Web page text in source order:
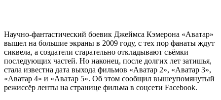
Научно-фантастический боевик Джеймса Кэмерона «Аватар»
вышел на большие экраны в 2009 году, с тех пор фанаты ждут
сиквела, а создатели старательно откладывают съёмки
последующих частей. Но наконец, после долгих лет затишья,
стала известна дата выхода фильмов «Аватар 2», «Аватар 3»,
«Аватар 4» и «Аватар 5». Об этом сообщил вышеупомянутый
режиссёр ленты на странице фильма в соцсети Facebook.